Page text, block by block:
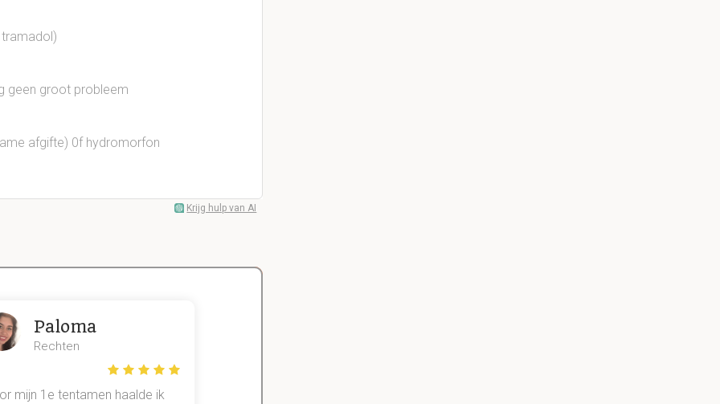
geen groot probleem
afgifte) 0f hydromorfon
Krijg hulp van AI
Paloma
Rechten
mijn 1e tentamen haalde ik